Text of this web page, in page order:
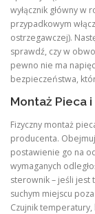
wyłącznik główny
przypadkowym
ostrzegawczej).
sprawdź, czy w
pewno nie ma
bezpieczeństwa,
Montaż Pieca
Fizyczny montaż
producenta.
postawienie go na
wymaganych
sterownik – jeśli jest
suchym miejscu
Czujnik